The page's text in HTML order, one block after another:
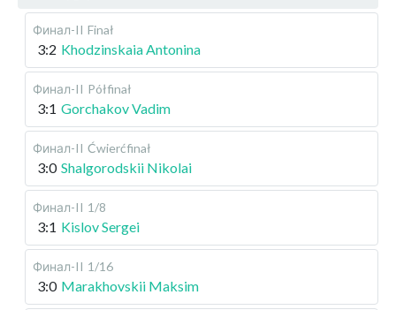
Финал-II Finał
3:2 Khodzinskaia Antonina
Финал-II Półfinał
3:1 Gorchakov Vadim
Финал-II Ćwierćfinał
3:0 Shalgorodskii Nikolai
Финал-II 1/8
3:1 Kislov Sergei
Финал-II 1/16
3:0 Marakhovskii Maksim